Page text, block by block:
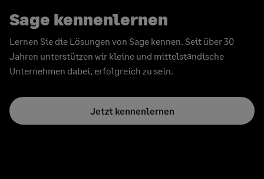
Sage kennenlernen
Lernen Sie die Lösungen von Sage kennen. Seit über 30
Jahren unterstützen wir kleine und mittelständische
Unternehmen dabei, erfolgreich zu sein.
Jetzt kennenlernen